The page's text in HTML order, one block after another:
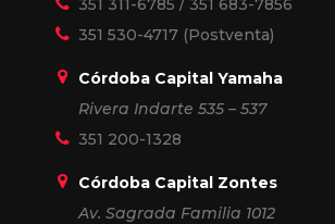
351 311-6785 / 351 683-7856
351 530-4717 (Postventa)
Córdoba Capital Yamaha
Rivera Indarte 535 – 537
351 200-1328
Córdoba Capital Zontes
Av. Sagrada Familia 1012